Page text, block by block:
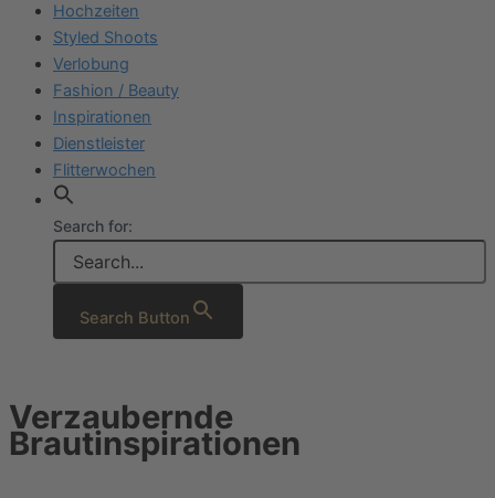
Hochzeiten
Styled Shoots
Verlobung
Fashion / Beauty
Inspirationen
Dienstleister
Flitterwochen
Search for:
Search Button
Verzaubernde
Brautinspirationen